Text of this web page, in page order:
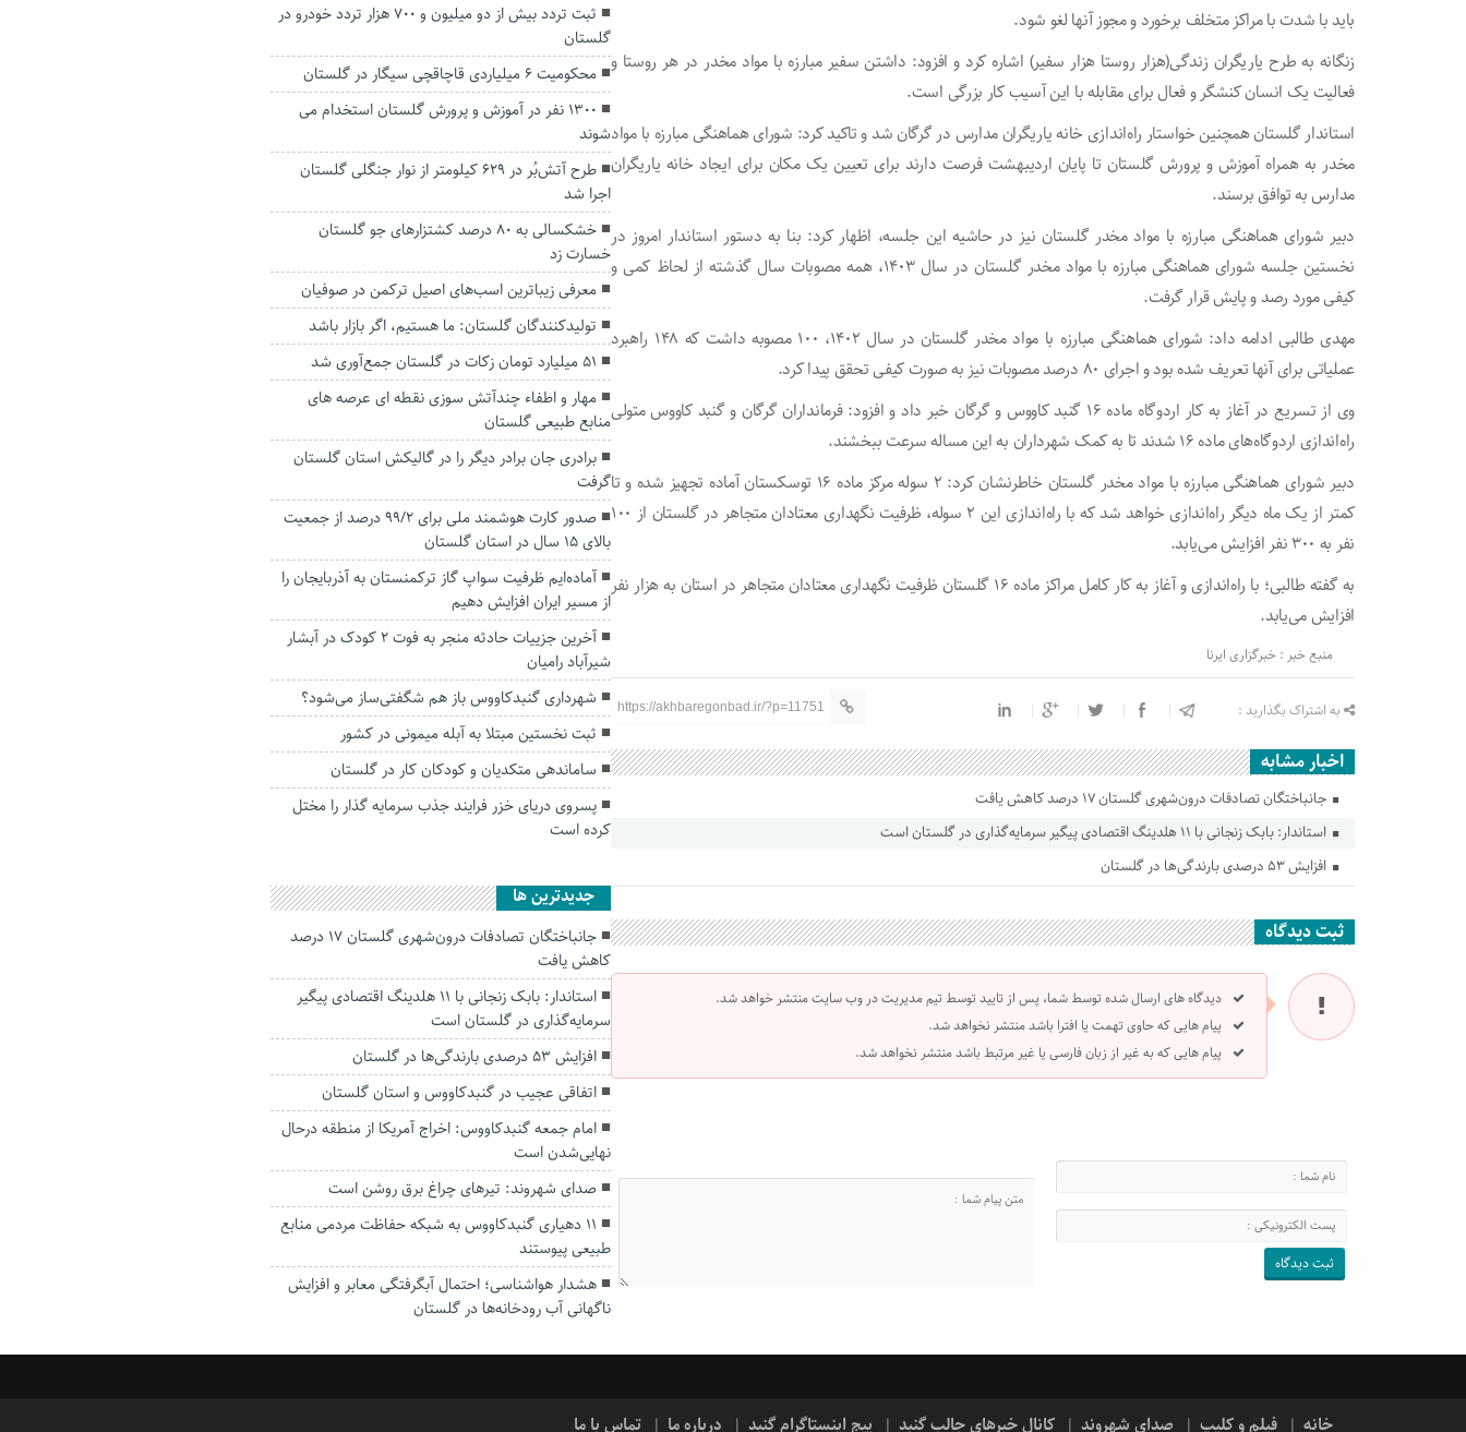
باید با شدت با مراکز متخلف برخورد و مجوز آنها لغو شود.
زنگانه به طرح یاریگران زندگی(هزار روستا هزار سفیر) اشاره کرد و افزود: داشتن سفیر مبارزه با مواد مخدر در هر روستا و
فعالیت یک انسان کنشگر و فعال برای مقابله با این آسیب کار بزرگی است.
استاندار گلستان همچنین خواستار راه‌اندازی خانه یاریگران مدارس در گرگان شد و تاکید کرد: شورای هماهنگی مبارزه با مواد
مخدر به همراه آموزش و پرورش گلستان تا پایان اردیبهشت فرصت دارند برای تعیین یک مکان برای ایجاد خانه یاریگران
مدارس به توافق برسند.
دبیر شورای هماهنگی مبارزه با مواد مخدر گلستان نیز در حاشیه این جلسه، اظهار کرد: بنا به دستور استاندار امروز در
نخستین جلسه شورای هماهنگی مبارزه با مواد مخدر گلستان در سال ۱۴۰۳، همه مصوبات سال گذشته از لحاظ کمی و
کیفی مورد رصد و پایش قرار گرفت.
مهدی طالبی ادامه داد: شورای هماهنگی مبارزه با مواد مخدر گلستان در سال ۱۴۰۲، ۱۰۰ مصوبه داشت که ۱۴۸ راهبرد
عملیاتی برای آنها تعریف شده بود و اجرای ۸۰ درصد مصوبات نیز به صورت کیفی تحقق پیدا کرد.
وی از تسریع در آغاز به کار اردوگاه ماده ۱۶ گنبد کاووس و گرگان خبر داد و افزود: فرمانداران گرگان و گنبد کاووس متولی
راه‌اندازی اردوگاه‌های ماده ۱۶ شدند تا به کمک شهرداران به این مساله سرعت ببخشند.
دبیر شورای هماهنگی مبارزه با مواد مخدر گلستان خاطرنشان کرد: ۲ سوله مرکز ماده ۱۶ توسکستان آماده تجهیز شده و تا
کمتر از یک ماه دیگر راه‌اندازی خواهد شد که با راه‌اندازی این ۲ سوله، ظرفیت نگهداری معتادان متجاهر در گلستان از ۱۰۰
نفر به ۳۰۰ نفر افزایش می‌یابد.
به گفته طالبی؛ با راه‌اندازی و آغاز به کار کامل مراکز ماده ۱۶ گلستان ظرفیت نگهداری معتادان متجاهر در استان به هزار نفر
افزایش می‌یابد.
منبع خبر : خبرگزاری ایرنا
به اشتراک بگذارید : https://akhbaregonbad.ir/?p=11751
اخبار مشابه
جانباختگان تصادفات درون‌شهری گلستان ۱۷ درصد کاهش یافت
استاندار: بابک زنجانی با ۱۱ هلدینگ اقتصادی پیگیر سرمایه‌گذاری در گلستان است
افزایش ۵۳ درصدی بارندگی‌ها در گلستان
ثبت دیدگاه
دیدگاه های ارسال شده توسط شما، پس از تایید توسط تیم مدیریت در وب سایت منتشر خواهد شد.
پیام هایی که حاوی تهمت یا افترا باشد منتشر نخواهد شد.
پیام هایی که به غیر از زبان فارسی یا غیر مرتبط باشد منتشر نخواهد شد.
ثبت تردد بیش از دو میلیون و ۷۰۰ هزار تردد خودرو در
گلستان
محکومیت ۶ میلیاردی قاچاقچی سیگار در گلستان
۱۳۰۰ نفر در آموزش و پرورش گلستان استخدام می
شوند
طرح آتش‌بُر در ۶۲۹ کیلومتر از نوار جنگلی گلستان
اجرا شد
خشکسالی به ۸۰ درصد کشتزارهای جو گلستان
خسارت زد
معرفی زیباترین اسب‌های اصیل ترکمن در صوفیان
تولیدکنندگان گلستان: ما هستیم، اگر بازار باشد
۵۱ میلیارد تومان زکات در گلستان جمع‌آوری شد
مهار و اطفاء چندآتش سوزی نقطه ای عرصه های
منابع طبیعی گلستان
برادری جان برادر دیگر را در گالیکش استان گلستان
گرفت
صدور کارت هوشمند ملی برای ۹۹/2 درصد از جمعیت
بالای ۱۵ سال در استان گلستان
آماده‌ایم ظرفیت سواپ گاز ترکمنستان به آذربایجان را
از مسیر ایران افزایش دهیم
آخرین جزییات حادثه منجر به فوت ۲ کودک در آبشار
شیرآباد رامیان
شهرداری گنبدکاووس باز هم شگفتی‌ساز می‌شود؟
ثبت نخستين مبتلا به آبله میمونی در کشور
ساماندهی متکدیان و کودکان کار در گلستان
پسروی دریای خزر فرایند جذب سرمایه گذار را مختل
کرده است
جديدترين ها
جانباختگان تصادفات درون‌شهری گلستان ۱۷ درصد
کاهش یافت
استاندار: بابک زنجانی با ۱۱ هلدینگ اقتصادی پیگیر
سرمایه‌گذاری در گلستان است
افزایش ۵۳ درصدی بارندگی‌ها در گلستان
اتفاقی عجیب در‌ گنبدکاووس و استان گلستان
امام جمعه گنبدکاووس: اخراج آمریکا از منطقه درحال
نهایی‌شدن است
صدای شهروند: تیرهای چراغ برق روشن است
۱۱ دهیاری گنبدکاووس به شبکه حفاظت مردمی منابع
طبیعی پیوستند
هشدار هواشناسی؛ احتمال آبگرفتگی معابر و افزایش
ناگهانی آب رودخانه‌ها در گلستان
خانه فیلم و کلیپ صدای شهروند کانال خبرهای جالب گنبد پیج اینستاگرام گنبد درباره ما تماس با ما